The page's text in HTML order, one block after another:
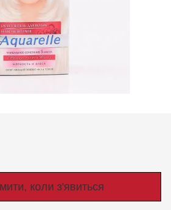
коли з'явиться